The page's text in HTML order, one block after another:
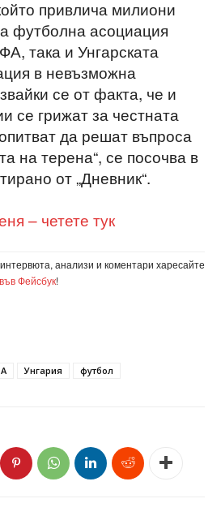
привлича милиони
футболна асоциация
така и Унгарската
в невъзможна
се от факта, че и
се грижат за честната
да решат въпроса
на терена“, се посочва в
от „Дневник“.
– четете тук
анализи и коментари харесайте
Фейсбук!
Унгария футбол